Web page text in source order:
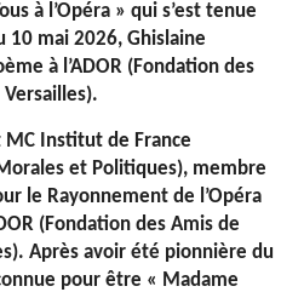
à l’Opéra » qui s’est tenue
10 mai 2026, Ghislaine
à l’ADOR (Fondation des
Versailles).
Institut de France
et Politiques), membre
le Rayonnement de l’Opéra
(Fondation des Amis de
Après avoir été pionnière du
pour être « Madame